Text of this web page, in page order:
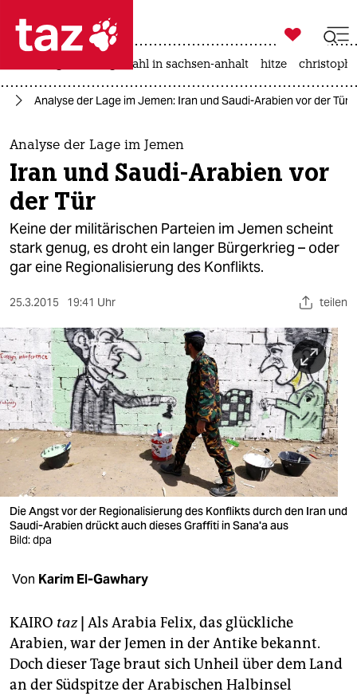
 taz zahl ich
taz zahl ich
themen
politik
öko
gesellschaft
sport
berlin
nord
wahrheit
verlag
verlag
veranstaltungen
unterstützen
abo
genossenschaft

taz zahl ich
landtagswahl in sachsen-anhalt hitze
Analyse der Lage im Jemen: Iran und Saudi-Arabien vor der Tür
Analyse der Lage im Jemen
Iran und Saudi-Arabien vor
der Tür
Keine der militärischen Parteien im Jemen scheint
stark genug, es droht ein langer Bürgerkrieg – oder
gar eine Regionalisierung des Konflikts.
25.3.2015 19:41 Uhr teilen
Die Angst vor der Regionalisierung des Konflikts durch den Iran und
Saudi-Arabien drückt auch dieses Graffiti in Sana'a aus
Bild: dpa
Von Karim El-Gawhary
KAIRO taz Als Arabia Felix, das glückliche
Arabien, war der Jemen in der Antike bekannt.
Doch dieser Tage braut sich Unheil über dem Land
an der Südspitze der Arabischen Halbinsel